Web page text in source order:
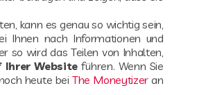
kann es genau so wichtig sein,
Ihnen nach Informationen und
so wird das Teilen von Inhalten,
Ihrer Website führen. Wenn Sie
heute bei The Moneytizer an